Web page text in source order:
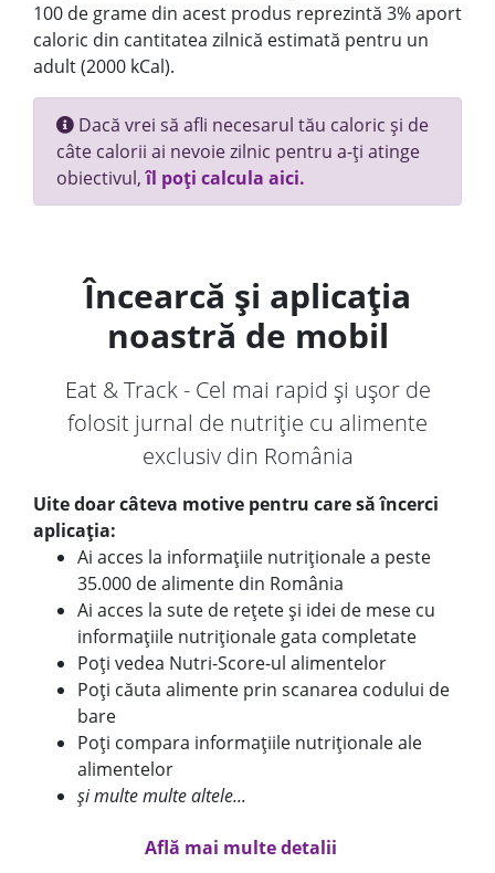
100 de grame din acest produs reprezintă 3% aport
caloric din cantitatea zilnică estimată pentru un
adult (2000 kCal).
Dacă vrei să afli necesarul tău caloric și de
câte calorii ai nevoie zilnic pentru a-ți atinge
obiectivul,îl poți calcula aici.
Încearcă și aplicația
noastră de mobil
Eat & Track - Cel mai rapid și ușor de
folosit jurnal de nutriție cu alimente
exclusiv din România
Uite doar câteva motive pentru care să încerci
aplicația:
Ai acces la informațiile nutriționale a peste
35.000 de alimente din România
Ai acces la sute de rețete și idei de mese cu
informațiile nutriționale gata completate
Poți vedea Nutri-Score-ul alimentelor
Poți căuta alimente prin scanarea codului de
bare
Poți compara informațiile nutriționale ale
alimentelor
și multe multe altele...
Află mai multe detalii